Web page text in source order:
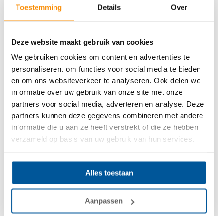
Toestemming Details Over
Deze website maakt gebruik van cookies
We gebruiken cookies om content en advertenties te
personaliseren, om functies voor social media te bieden
en om ons websiteverkeer te analyseren. Ook delen we
informatie over uw gebruik van onze site met onze
partners voor social media, adverteren en analyse. Deze
partners kunnen deze gegevens combineren met andere
informatie die u aan ze heeft verstrekt of die ze hebben
verzameld op basis van uw gebruik van hun services.
Alles toestaan
Aanpassen
Vocht trekt ongedierte aan, zoals slakken, die vooral ’s
overleven en te eten. Dit kan leiden tot ongewenste
gasten in je huis.
Muffe geur
Een ander probleem dat door vocht in de kruipruimte kan
ontstaan, is een muffe geur in huis. Vocht kan
schimmelgroei bevorderen, wat een muffe geur met zich
voor een onaangename geur in je huis.